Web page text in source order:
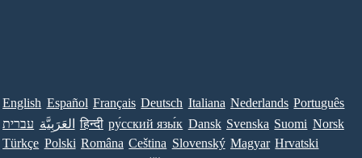
English Español Français Deutsch Italiana Nederlands Português
עברית العَرَبِيَّة हिन्दी ру́сский язы́к Dansk Svenska Suomi Norsk
Türkçe Polski Româna Ceština Slovenský Magyar Hrvatski